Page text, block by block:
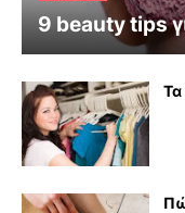
9 beauty tips
Τα